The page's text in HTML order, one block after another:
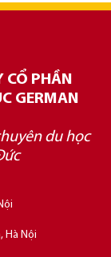
CỔ PHẦN
GERMAN
du học
Hà Nội